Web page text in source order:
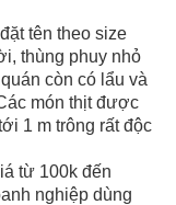
tên theo size
thùng phuy nhỏ
còn có lẩu và
món thịt được
1 m trông rất độc
từ 100k đến
nghiệp dùng